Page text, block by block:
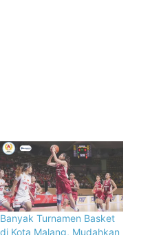
Banyak Turnamen Basket
di Kota Malang, Mudahkan